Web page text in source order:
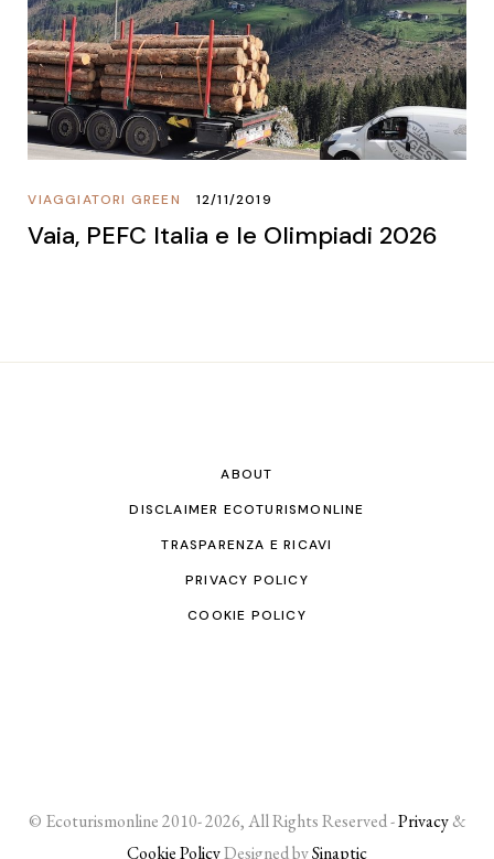
VIAGGIATORI GREEN 12/11/2019
Vaia, PEFC Italia e le Olimpiadi 2026
ABOUT
DISCLAIMER ECOTURISMONLINE
TRASPARENZA E RICAVI
PRIVACY POLICY
COOKIE POLICY
© Ecoturismonline 2010- 2026, All Rights Reserved -Privacy&
Cookie PolicyDesigned bySinaptic